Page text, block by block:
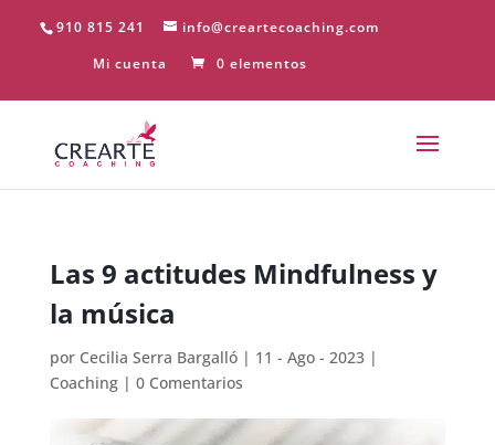
910 815 241
info@creartecoaching.com
Mi cuenta
0 elementos
Las 9 actitudes Mindfulness y
la música
por Cecilia Serra Bargalló| 11 - Ago - 2023|
Coaching| 0 Comentarios